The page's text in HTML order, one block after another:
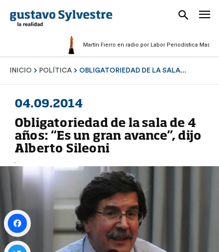
Martín Fierro en radio por Labor Periodística Masculina
INICIO POLÍTICA OBLIGATORIEDAD DE LA SALA...
04.09.2014
Obligatoriedad de la sala de 4
años: “Es un gran avance”, dijo
Alberto Sileoni
Facebook